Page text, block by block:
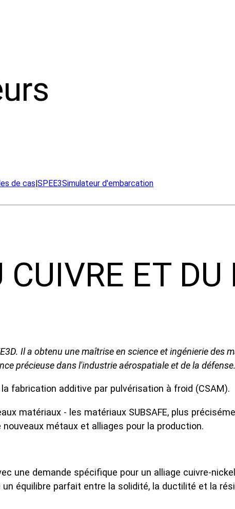
de cas|SPEE3Simulateur d'embarcation
ET DU
Il a obtenu une maîtrise en science et ingénierie des
précieuse dans l'industrie aérospatiale et de la défense.
fabrication additive par pulvérisation à froid (CSAM).
matériaux - les matériaux SUBSAFE, plus
métaux et alliages pour la production.
une demande spécifique pour un alliage cuivre-
équilibre parfait entre la solidité, la ductilité et la